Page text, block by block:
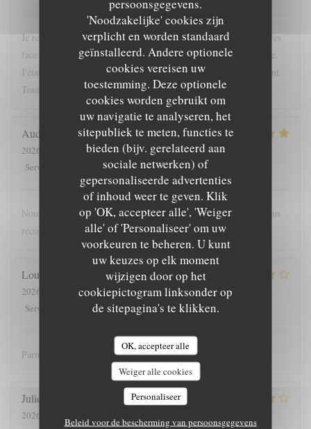
'Noodzakelijke' cookies zijn
verplicht en worden standaard
geïnstalleerd. Andere optionele
cookies vereisen uw
toestemming. Deze optionele
cookies worden gebruikt om
uw navigatie te analyseren, het
sitepubliek te meten, functies te
bieden (bijv. gerelateerd aan
sociale netwerken) of
gepersonaliseerde advertenties
of inhoud weer te geven. Klik
op 'OK, accepteer alle', 'Weiger
alle' of 'Personaliseer' om uw
voorkeuren te beheren. U kunt
uw keuzes op elk moment
wijzigen door op het
cookiepictogram linksonder op
de sitepagina's te klikken.
OK, accepteer alle
Weiger alle cookies
Personaliseer
Beleid voor de bescherming van persoonsgegevens
Je recommande cette adresse; très bien située, à l'ombre des arbres
face à l'entrée du chateau. La proposition du jour était excellente.
J'étais accompagnée d'une enfant; elle a été servie très rapidement.
Tout était bon. La crêpe dessert du jour originale
Audrey
2026-05-16
- 19:45 - Gasten 4
Service
Atmosfeer:5/5 Keuken:5/5 Kwaliteit / Prijs
Nous nous sommes régalés, joli restaurant, bonne ambiance. Nous
recommandons !
Louis
2026-05-25
- 12:30 - Gasten 3
Service
Atmosfeer:5/5 Keuken :5 /5 Kwaliteit / Prijs
Parmis les meilleures crèpes de Versailles!
Julieb
2026-05-24